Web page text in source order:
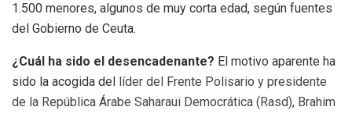
1.500 menores, algunos de muy corta edad, según fuentes
del Gobierno de Ceuta.
¿Cuál ha sido el desencadenante? El motivo aparente ha
sido la acogida del
líder del Frente Polisario y presidente
de la República Árabe Saharaui Democrática (Rasd), Brahim